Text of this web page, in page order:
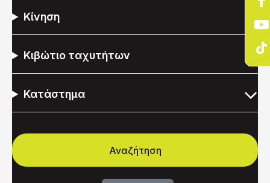
Κίνηση
Κιβώτιο ταχυτήτων
Κατάστημα